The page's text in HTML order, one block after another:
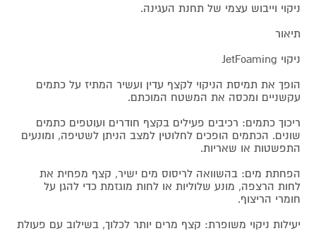
ניקוי וייבוש עצמי של תחנת העגינה.
תיאור
ניקוי JetFoaming
הופך את תמיסת הניקוי לקצף עדין ועשיר המתיז על כתמים
עקשניים ומכסה את המשטח המוכתם.
ריכוך כתמים: רכיבים פעילים בקצף חודרים ועוטפים כתמים
שונים. הכתמים הופכים לחלוטין למצב הניתן לשטיפה, ומונעים
התפשטות או שאריות.
הפחתת מים: בהשוואה לריסוס מים ישיר, קצף מפחית את
לחות הרצפה, מונע שלוליות או לחות מוגזמת כדי להגן על
חומרי הריצוף.
יעילות ניקוי משופרת: קצף מרים יותר לכלוך, בשילוב עם פעולת